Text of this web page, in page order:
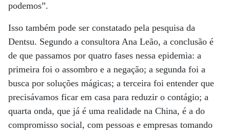
podemos”.
Isso também pode ser constatado pela pesquisa da
Dentsu. Segundo a consultora Ana Leão, a conclusão é
de que passamos por quatro fases nessa epidemia: a
primeira foi o assombro e a negação; a segunda foi a
busca por soluções mágicas; a terceira foi entender que
precisávamos ficar em casa para reduzir o contágio; a
quarta onda, que já é uma realidade na China, é a do
compromisso social, com pessoas e empresas tomando